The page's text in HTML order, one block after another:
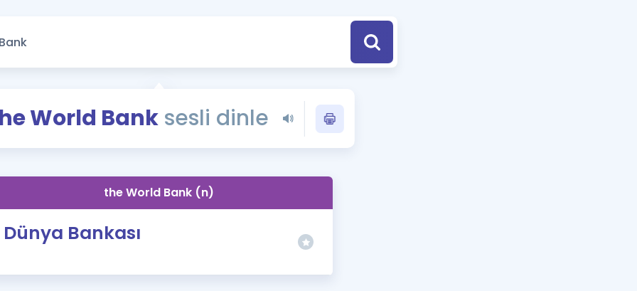
Tüm ÖSYM Sınavları Tek Takvimde
Blog
YDS - YÖKDİL Tüm Sınavlarla İlgili Haberler
İngilizce Gramer
World Banksesli dinle
the World Bank (n)
Dünya Bankası